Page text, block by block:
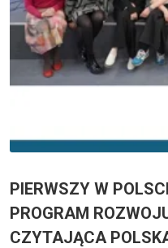
PIERWSZY W
PROGRAM
CZYTAJĄCA